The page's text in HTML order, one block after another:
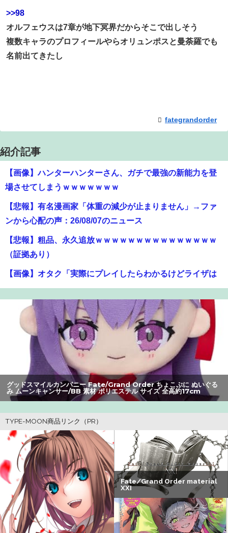
>>98
オルフェウスは7章が地下冥界だからそこで出しそう
複数キャラのプロフィールやらオリュンポスと曼荼羅でも
名前出てきたし
fategrandorder
紹介記事
【画像】ハンターハンターさん、ガチで最強の新能力を登
場させてしまうｗｗｗｗｗｗｗ
【悲報】有名漫画家「体重の減少が止まりません」→ファ
ンから心配の声：26/08/07のニュース
【悲報】粗品、永久追放ｗｗｗｗｗｗｗｗｗｗｗｗｗｗｗ
（証拠あり）
【画像】オタク「実際にプレイしたらわかるけどライザは
友達って感じで性的な目では見れないｗ」←これｗｗｗ
ｗ：26/08/06のニュース
【動画】甲子園の女性審判、大誤審で炎上
【爆笑】最近のオスガキ、名前がダサすぎるｗｗｗｗ ：
26/08/05のニュース
【画像】女さん、ミニ過ぎる浴衣を着た写真を投稿して叩
かれるｗｗｗｗ
いいべｗｗｗｗ ：26/08/04のニュース
ワイ、「着衣おっばい」でしか抜けない体質になってしま
うｗｗｗｗｗ
【朗報】アマガミの棚町薫さん、最新絵でめっちゃ可愛く
なる：26/08/03のニュース
【朗報】Vtuber界、新たなる『弱男の姫』が爆誕ｗｗｗｗ
ｗｗｗｗｗｗｗ
グッドスマイルカンパニー Fate/Grand Order ちょこぷに ぬいぐる
み ムーンキャンサー/BB 素材 ポリエステル サイズ 全高約17cm